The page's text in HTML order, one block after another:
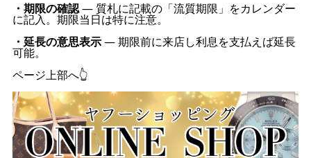
・期限の確認— 質札に記載の「流質期限」をカレンダー
に記入。期限当日は特に注意。
・延長の意思表示— 期限前に来店し利息を支払えば延長
可能。
ページ上部へ👆